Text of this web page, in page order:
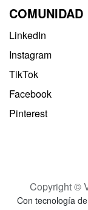
COMUNIDAD
LinkedIn
Instagram
TikTok
Facebook
Pinterest
Copyright ©
Con tecnología de